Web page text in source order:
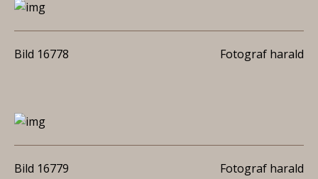
Bild 16778 Fotograf harald
Bild 16779 Fotograf harald